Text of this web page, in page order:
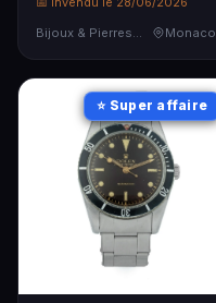
Monaco
⭐ Super affaire